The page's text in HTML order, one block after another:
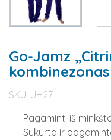
Go-Jamz
SKU: UH27
Pagaminti iš
Sukurta ir